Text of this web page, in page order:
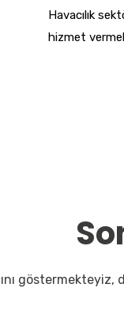
Havacılık
hizmet